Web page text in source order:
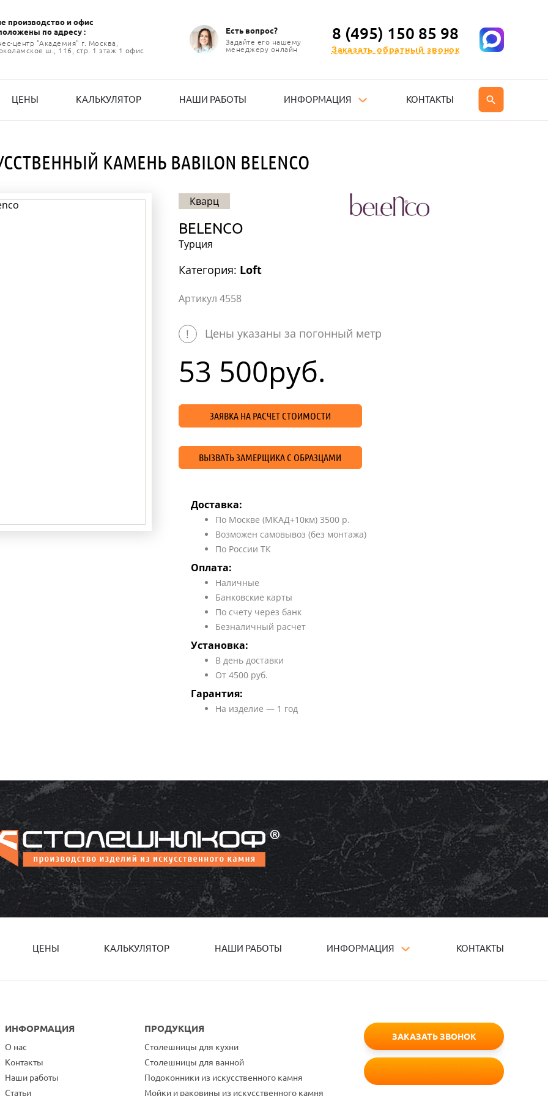
производство и офиc
по адресу :
центр "Академия" г. Москва,
ш., 116, стр. 1 этаж 1 офис
Есть вопрос?
Задайте его нашему
менеджеру онлайн
8 (495) 150 85 98
Заказать обратный звонок
ЦЕНЫ КАЛЬКУЛЯТОР НАШИ РАБОТЫ ИНФОРМАЦИЯ КОНТАКТЫ
КАМЕНЬ BABILON BELENСO
Кварц
BELENСO
Турция
Категория: Loft
Артикул 4558
! Цены указаны за погонный метр
53 500руб.
ЗАЯВКА НА РАСЧЕТ СТОИМОСТИ
ВЫЗВАТЬ ЗАМЕРЩИКА С ОБРАЗЦАМИ
Доставка:
По Москве (МКАД+10км) 3500 р.
Возможен самовывоз (без монтажа)
По России ТК
Оплата:
Наличные
Банковские карты
По счету через банк
Безналичный расчет
Установка:
В день доставки
От 4500 руб.
Гарантия:
На изделие — 1 год
ЦЕНЫ КАЛЬКУЛЯТОР НАШИ РАБОТЫ ИНФОРМАЦИЯ КОНТАКТЫ
ИНФОРМАЦИЯ
О нас
Контакты
Наши работы
Статьи
ПРОДУКЦИЯ
Столешницы для кухни
Столешницы для ванной
Подоконники из искусственного камня
Мойки и раковины из искусственного камня
ЗАКАЗАТЬ ЗВОНОК